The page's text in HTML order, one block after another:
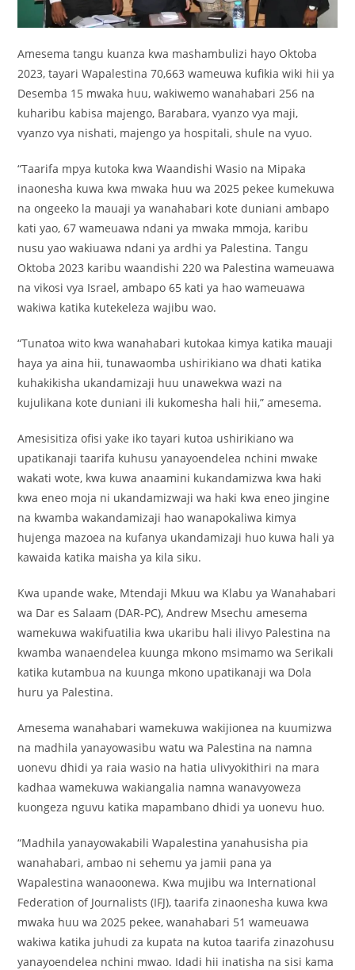
Amesema tangu kuanza kwa mashambulizi hayo Oktoba
2023, tayari Wapalestina 70,663 wameuwa kufikia wiki hii ya
Desemba 15 mwaka huu, wakiwemo wanahabari 256 na
kuharibu kabisa majengo, Barabara, vyanzo vya maji,
vyanzo vya nishati, majengo ya hospitali, shule na vyuo.
“Taarifa mpya kutoka kwa Waandishi Wasio na Mipaka
inaonesha kuwa kwa mwaka huu wa 2025 pekee kumekuwa
na ongeeko la mauaji ya wanahabari kote duniani ambapo
kati yao, 67 wameuawa ndani ya mwaka mmoja, karibu
nusu yao wakiuawa ndani ya ardhi ya Palestina. Tangu
Oktoba 2023 karibu waandishi 220 wa Palestina wameuawa
na vikosi vya Israel, ambapo 65 kati ya hao wameuawa
wakiwa katika kutekeleza wajibu wao.
“Tunatoa wito kwa wanahabari kutokaa kimya katika mauaji
haya ya aina hii, tunawaomba ushirikiano wa dhati katika
kuhakikisha ukandamizaji huu unawekwa wazi na
kujulikana kote duniani ili kukomesha hali hii,” amesema.
Amesisitiza ofisi yake iko tayari kutoa ushirikiano wa
upatikanaji taarifa kuhusu yanayoendelea nchini mwake
wakati wote, kwa kuwa anaamini kukandamizwa kwa haki
kwa eneo moja ni ukandamizwaji wa haki kwa eneo jingine
na kwamba wakandamizaji hao wanapokaliwa kimya
hujenga mazoea na kufanya ukandamizaji huo kuwa hali ya
kawaida katika maisha ya kila siku.
Kwa upande wake, Mtendaji Mkuu wa Klabu ya Wanahabari
wa Dar es Salaam (DAR-PC), Andrew Msechu amesema
wamekuwa wakifuatilia kwa ukaribu hali ilivyo Palestina na
kwamba wanaendelea kuunga mkono msimamo wa Serikali
katika kutambua na kuunga mkono upatikanaji wa Dola
huru ya Palestina.
Amesema wanahabari wamekuwa wakijionea na kuumizwa
na madhila yanayowasibu watu wa Palestina na namna
uonevu dhidi ya raia wasio na hatia ulivyokithiri na mara
kadhaa wamekuwa wakiangalia namna wanavyoweza
kuongeza nguvu katika mapambano dhidi ya uonevu huo.
“Madhila yanayowakabili Wapalestina yanahusisha pia
wanahabari, ambao ni sehemu ya jamii pana ya
Wapalestina wanaoonewa. Kwa mujibu wa International
Federation of Journalists (IFJ), taarifa zinaonesha kuwa kwa
mwaka huu wa 2025 pekee, wanahabari 51 wameuawa
wakiwa katika juhudi za kupata na kutoa taarifa zinazohusu
yanayoendelea nchini mwao. Idadi hii inatisha na sisi kama